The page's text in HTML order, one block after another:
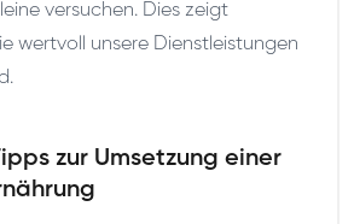
versuchen. Dies zeigt
wertvoll unsere Dienstleistungen
zur Umsetzung einer